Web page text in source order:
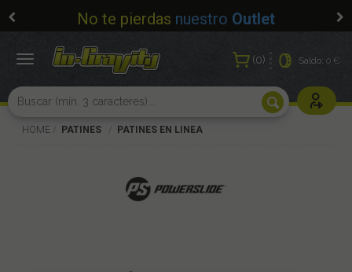
No te pierdas nuestro Outlet
0 Saldo:0 €
Usuarios
Toggle
HOME PATINES PATINES EN LINEA